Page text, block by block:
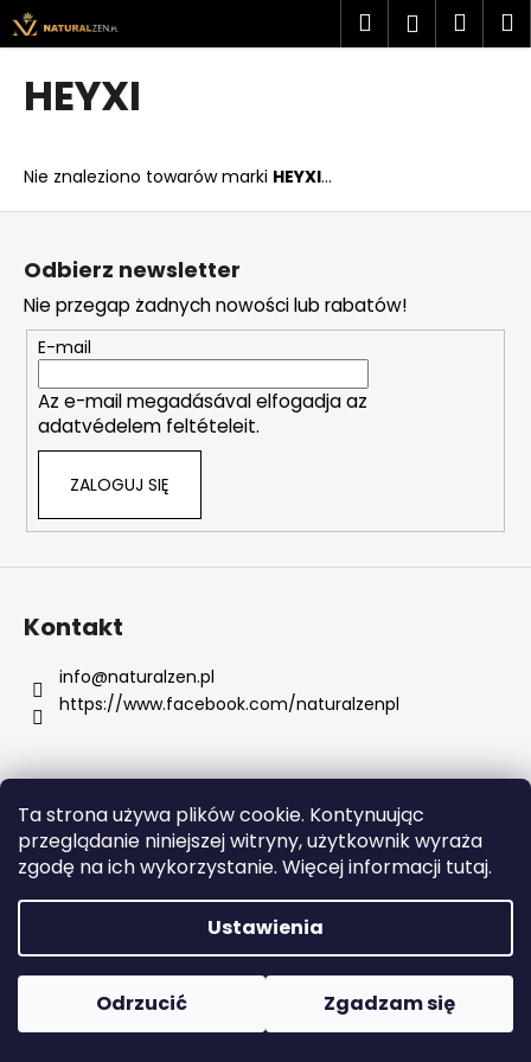
Ta strona używa plików cookie. Kontynuując
przeglądanie niniejszej witryny, użytkownik wyraża
zgodę na ich wykorzystanie. Więcej informacji tutaj.
Ustawienia
Odrzucić Zgadzam się
Przejść
do
treści
SzukajZaloguj
HEYXI
Nie znaleziono towarów marki HEYXI...
K
o
powrotem
powrotem
z
e
g
o
s
z
u
a
s
P
l
e
c
a
m
y
SKIN79
BEBLESH
S
Odbierz newsletter
Nie przegap żadnych nowości lub rabatów!
E-mail
Az e-mail megadásával elfogadja az
adatvédelem feltételeit.
ZALOGUJ SIĘ
Kontakt
info@naturalzen.pl
https://www.facebook.com/naturalzenpl
Opracował Shoptet
Copyright 2026Naturalzen. Wszystkie prawa
zastrzeżone.
Edytuj ustawienia plików cookie